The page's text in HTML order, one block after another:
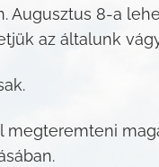
Augusztus 8-a
az általunk
megteremteni